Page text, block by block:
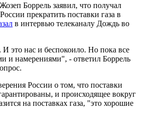
Боррель заявил, что получал
прекратить поставки газа в
в интервью телеканалу Дождь во
это нас и беспокоило. Но пока все
и намерениями", - ответил Боррель
России о том, что поставки
и происходящее вокруг
на поставках газа, "это хорошие